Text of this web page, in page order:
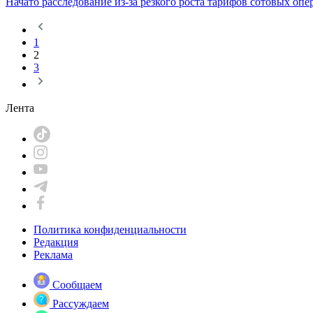
Свидетельство о постановке на учет, переучет
Мобильный
+7 (705) 217-02-17
Email
info@obk.kz
© Информационно-аналитический портал Объектив.KZ. Все